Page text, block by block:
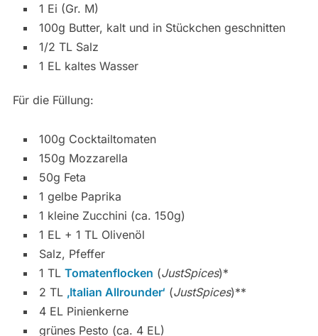
1 Ei (Gr. M)
100g Butter, kalt und in Stückchen geschnitten
1/2 TL Salz
1 EL kaltes Wasser
Für die Füllung:
100g Cocktailtomaten
150g Mozzarella
50g Feta
1 gelbe Paprika
1 kleine Zucchini (ca. 150g)
1 EL + 1 TL Olivenöl
Salz, Pfeffer
1 TL Tomatenflocken (JustSpices)*
2 TL ‚Italian Allrounder‘ (JustSpices)**
4 EL Pinienkerne
grünes Pesto (ca. 4 EL)